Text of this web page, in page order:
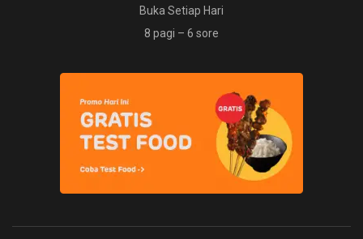
Buka Setiap Hari
8 pagi – 6 sore